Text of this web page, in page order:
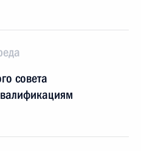
совета